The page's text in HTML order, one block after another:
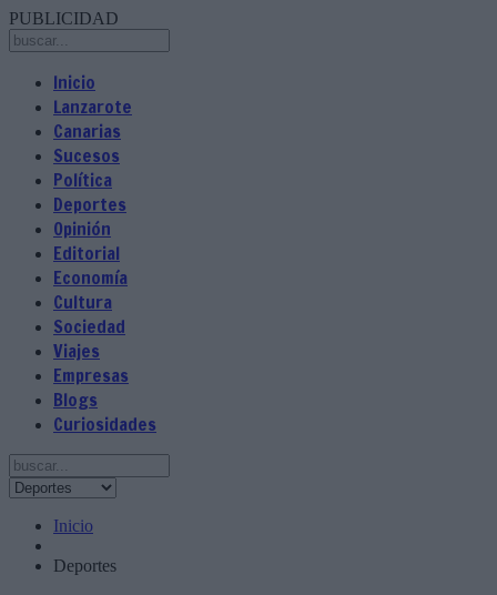
PUBLICIDAD
Inicio
Lanzarote
Canarias
Sucesos
Política
Deportes
Opinión
Editorial
Economía
Cultura
Sociedad
Viajes
Empresas
Blogs
Curiosidades
Inicio
Deportes